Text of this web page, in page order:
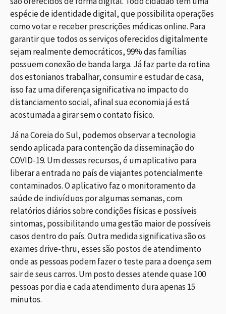
espécie de identidade digital, que possibilita operações
como votar e receber prescrições médicas online. Para
garantir que todos os serviços oferecidos digitalmente
sejam realmente democráticos, 99% das famílias
possuem conexão de banda larga. Já faz parte da rotina
dos estonianos trabalhar, consumir e estudar de casa,
isso faz uma diferença significativa no impacto do
distanciamento social, afinal sua economia já está
acostumada a girar sem o contato físico.
Já na Coreia do Sul, podemos observar a tecnologia
sendo aplicada para contenção da disseminação do
COVID-19. Um desses recursos, é um aplicativo para
liberar a entrada no país de viajantes potencialmente
contaminados. O aplicativo faz o monitoramento da
saúde de indivíduos por algumas semanas, com
relatórios diários sobre condições físicas e possíveis
sintomas, possibilitando uma gestão maior de possíveis
casos dentro do país. Outra medida significativa são os
exames drive-thru, esses são postos de atendimento
onde as pessoas podem fazer o teste para a doença sem
sair de seus carros. Um posto desses atende quase 100
pessoas por dia e cada atendimento dura apenas 15
minutos.